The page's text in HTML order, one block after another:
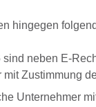
hingegen
sind neben E-
Zustimmung
Unternehmer